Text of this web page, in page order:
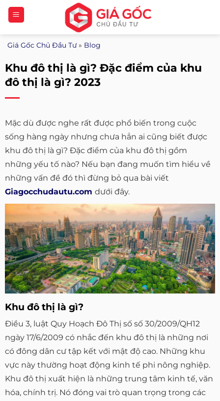
Bỏ
qua
nội
dung
Giá Gốc Chủ Đầu Tư» Blog
Khu đô thị là gì? Đặc điểm của khu
đô thị là gì? 2023
Mặc dù được nghe rất được phổ biến trong cuộc
sống hàng ngày nhưng chưa hẳn ai cũng biết được
khu đô thị là gì? Đặc điểm của khu đô thị gồm
những yếu tố nào? Nếu bạn đang muốn tìm hiểu về
những vấn đề đó thì đừng bỏ qua bài viết
Giagocchudautu.com dưới đây.
Khu đô thị là gì?
Điều 3, luật Quy Hoạch Đô Thị số số 30/2009/QH12
ngày 17/6/2009 có nhắc đến khu đô thị là những nơi
có đông dân cư tập kết với mật độ cao. Những khu
vực này thường hoạt động kinh tế phi nông nghiệp.
Khu đô thị xuất hiện là những trung tâm kinh tế, văn
hóa, chính trị. Nó đóng vai trò quan trọng trong các